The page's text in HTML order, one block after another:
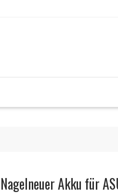
Nagelneuer Akku für